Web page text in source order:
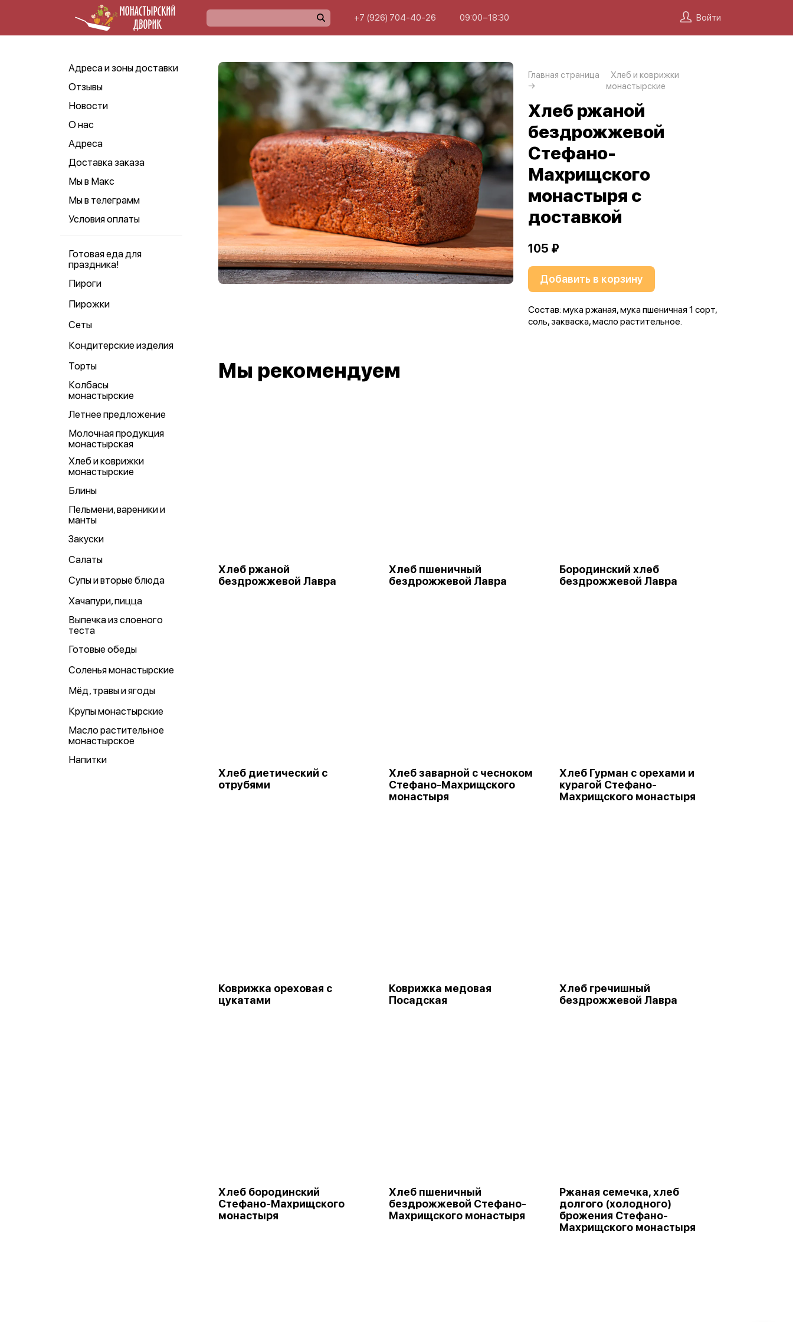
+7 (926) 704-40-26 09:00−18:30 Войти
Адреса и зоны доставки
Отзывы
Новости
О нас
Адреса
Доставка заказа
Мы в Макс
Мы в телеграмм
Условия оплаты
Готовая еда для
праздника!
Пироги
Пирожки
Сеты
Кондитерские изделия
Торты
Колбасы
монастырские
Летнее предложение
Молочная продукция
монастырская
Хлеб и коврижки
монастырские
Блины
Пельмени, вареники и
манты
Закуски
Салаты
Супы и вторые блюда
Хачапури, пицца
Выпечка из слоеного
теста
Готовые обеды
Соленья монастырские
Мёд, травы и ягоды
Крупы монастырские
Масло растительное
монастырское
Напитки
Главная страница
Хлеб и коврижки
монастырские
Хлеб ржаной
бездрожжевой
Стефано-
Махрищского
монастыря с
доставкой
105 ₽
Добавить в корзину
Состав: мука ржаная, мука пшеничная 1 сорт,
соль, закваска, масло растительное.
Мы рекомендуем
Хлеб ржаной
бездрожжевой Лавра
Хлеб пшеничный
бездрожжевой Лавра
Бородинский хлеб
бездрожжевой Лавра
Хлеб диетический с
отрубями
Хлеб заварной с чесноком
Стефано-Махрищского
монастыря
Хлеб Гурман с орехами и
курагой Стефано-
Махрищского монастыря
Коврижка ореховая с
цукатами
Коврижка медовая
Посадская
Хлеб гречишный
бездрожжевой Лавра
Хлеб бородинский
Стефано-Махрищского
монастыря
Хлеб пшеничный
бездрожжевой Стефано-
Махрищского монастыря
Ржаная семечка, хлеб
долгого (холодного)
брожения Стефано-
Махрищского монастыря